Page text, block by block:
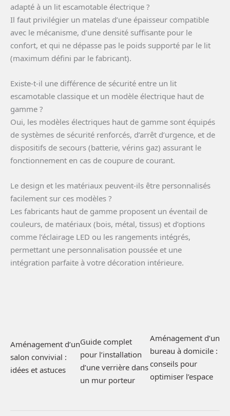
adapté à un lit escamotable électrique ?
Il faut privilégier un matelas d’une épaisseur compatible
avec le mécanisme, d’une densité suffisante pour le
confort, et qui ne dépasse pas le poids supporté par le lit
(maximum défini par le fabricant).
Existe-t-il une différence de sécurité entre un lit
escamotable classique et un modèle électrique haut de
gamme ?
Oui, les modèles électriques haut de gamme sont équipés
de systèmes de sécurité renforcés, d’arrêt d’urgence, et de
dispositifs de secours (batterie, vérins gaz) assurant le
fonctionnement en cas de coupure de courant.
Le design et les matériaux peuvent-ils être personnalisés
facilement sur ces modèles ?
Les fabricants haut de gamme proposent un éventail de
couleurs, de matériaux (bois, métal, tissus) et d’options
comme l’éclairage LED ou les rangements intégrés,
permettant une personnalisation poussée et une
intégration parfaite à votre décoration intérieure.
Aménagement d’un
salon convivial :
idées et astuces
Guide complet
pour l’installation
d’une verrière dans
un mur porteur
Aménagement d’un
bureau à domicile :
conseils pour
optimiser l’espace